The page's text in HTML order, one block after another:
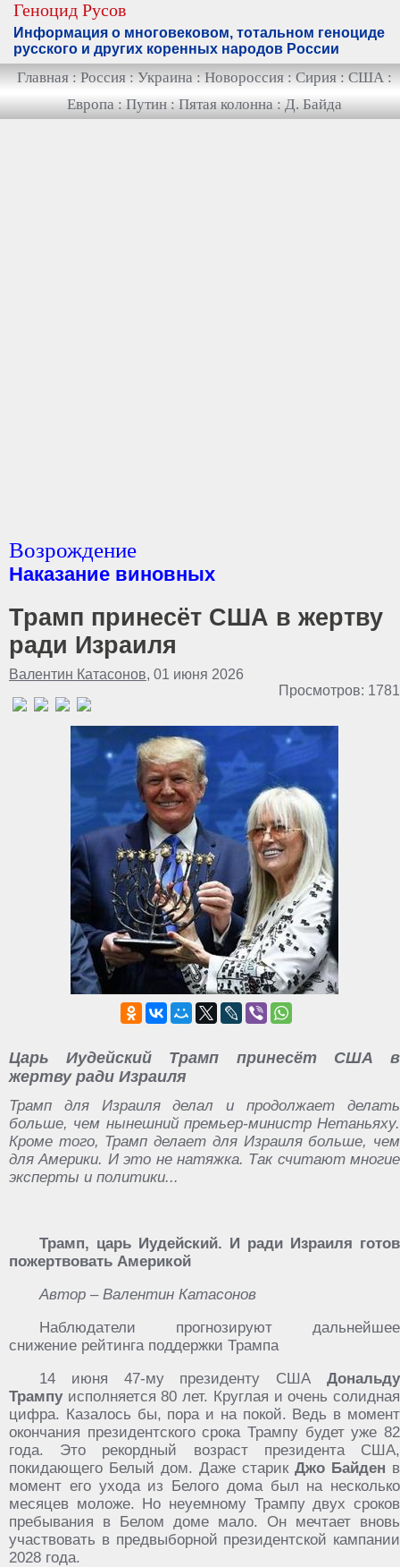
Геноцид Русов
Информация о многовековом, тотальном геноциде
русского и других коренных народов России
Главная : Россия : Украина : Новороссия : Сирия : США :
Европа : Путин : Пятая колонна : Д. Байда
Возрождение
Наказание виновных
Трамп принесёт США в жертву
ради Израиля
Валентин Катасонов, 01 июня 2026
Просмотров: 1781
Царь Иудейский Трамп принесёт США в
жертву ради Израиля
Трамп для Израиля делал и продолжает делать
больше, чем нынешний премьер-министр Нетаньяху.
Кроме того, Трамп делает для Израиля больше, чем
для Америки. И это не натяжка. Так считают многие
эксперты и политики...
Трамп, царь Иудейский. И ради Израиля готов
пожертвовать Америкой
Автор – Валентин Катасонов
Наблюдатели прогнозируют дальнейшее
снижение рейтинга поддержки Трампа
14 июня 47-му президенту США Дональду
Трампуисполняется 80 лет. Круглая и очень солидная
цифра. Казалось бы, пора и на покой. Ведь в момент
окончания президентского срока Трампу будет уже 82
года. Это рекордный возраст президента США,
покидающего Белый дом. Даже старик Джо Байден в
момент его ухода из Белого дома был на несколько
месяцев моложе. Но неуемному Трампу двух сроков
пребывания в Белом доме мало. Он мечтает вновь
участвовать в предвыборной президентской кампании
2028 года.